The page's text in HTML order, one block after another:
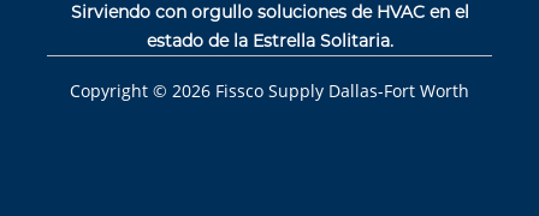
Sirviendo con orgullo soluciones de HVAC en el
estado de la Estrella Solitaria.
Copyright © 2026 Fissco Supply Dallas-Fort Worth